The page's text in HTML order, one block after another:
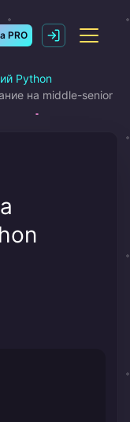
PRO
Python
на middle-senior